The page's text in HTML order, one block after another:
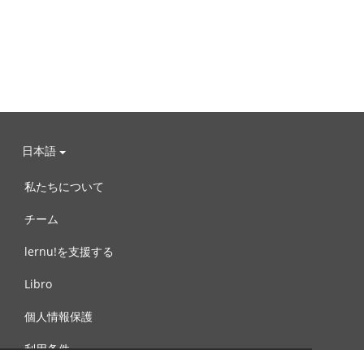
日本語
私たちについて
チーム
lernu!を支援する
Libro
個人情報保護